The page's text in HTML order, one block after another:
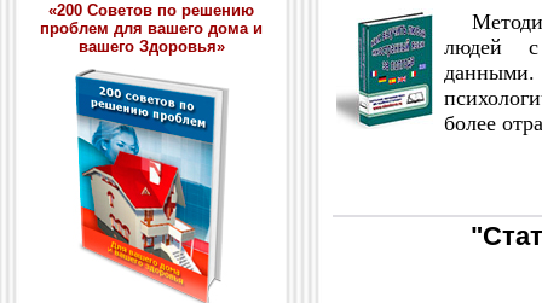
«200 Советов по решению
проблем для вашего дома и
вашего Здоровья»
людей с
более